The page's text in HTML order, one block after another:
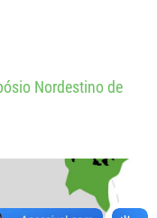
Nordestino de